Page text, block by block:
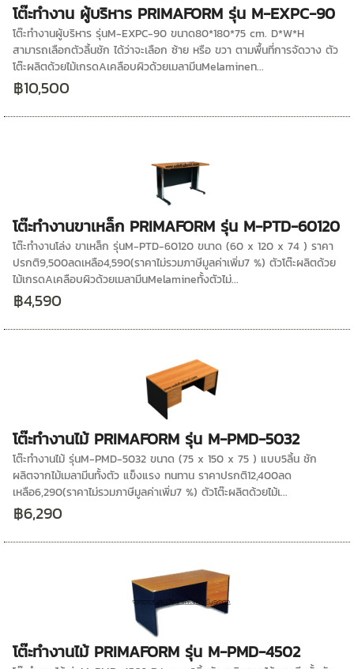
โต๊ะทำงาน ผู้บริหาร PRIMAFORM รุ่น M-EXPC-90
โต๊ะทำงานผู้บริหาร รุ่นM-EXPC-90 ขนาด80*180*75 cm. D*W*H
สามารถเลือกตัวลิ้นชัก ได้ว่าจะเลือก ซ้าย หรือ ขวา ตามพื้นที่การจัดวาง ตัว
โต๊ะผลิตด้วยไม้เกรดAเคลือบผิวด้วยเมลามีนMelamineท...
฿10,500
โต๊ะทำงานขาเหล็ก PRIMAFORM รุ่น M-PTD-60120
โต๊ะทำงานโล่ง ขาเหล็ก รุ่นM-PTD-60120 ขนาด (60 x 120 x 74 ) ราคา
ปรกติ9,500ลดเหลือ4,590(ราคาไม่รวมภาษีมูลค่าเพิ่ม7 %) ตัวโต๊ะผลิตด้วย
ไม้เกรดAเคลือบผิวด้วยเมลามีนMelamineทั้งตัวไม่...
฿4,590
โต๊ะทำงานไม้ PRIMAFORM รุ่น M-PMD-5032
โต๊ะทำงานไม้ รุ่นM-PMD-5032 ขนาด (75 x 150 x 75 ) แบบ5ลิ้น ชัก
ผลิตจากไม้เมลามีนทั้งตัว แข็งแรง ทนทาน ราคาปรกติ12,400ลด
เหลือ6,290(ราคาไม่รวมภาษีมูลค่าเพิ่ม7 %) ตัวโต๊ะผลิตด้วยไม้เ...
฿6,290
โต๊ะทำงานไม้ PRIMAFORM รุ่น M-PMD-4502